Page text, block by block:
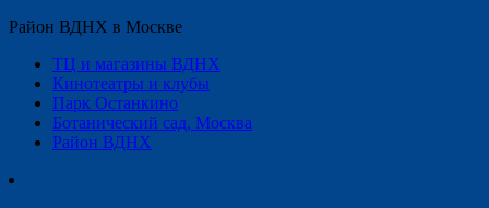
Район ВДНХ в Москве
ТЦ и магазины ВДНХ
Кинотеатры и клубы
Парк Останкино
Ботанический сад, Москва
Район ВДНХ